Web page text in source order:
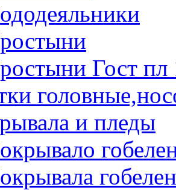
Гост пл
и пледы
гобелен